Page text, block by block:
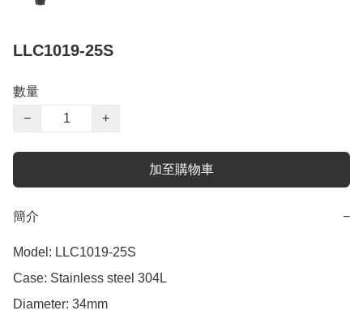
LLC1019-25S
數量
−
+
加至購物車
簡介 −
Model: LLC1019-25S
Case: Stainless steel 304L
Diameter: 34mm